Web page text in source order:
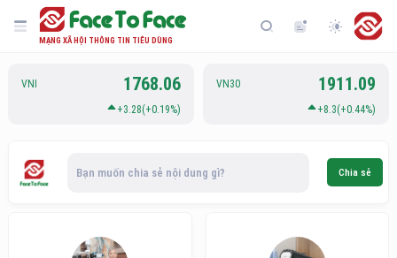
MẠNG XÃ HỘI THÔNG TIN TIÊU DÙNG
VNI 1768.06
+3.28(+0.19%)
VN30 1911.09
+8.3(+0.44%)
Bạn muốn chia sẻ nội dung gì? Chia sẻ